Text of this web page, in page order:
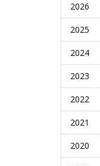
2026
2025
2024
2023
2022
2021
2020